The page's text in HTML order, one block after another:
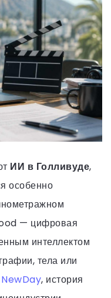
ИИ в Голливуде,
особенно
— цифровая
интеллектом
тела или
NewDay, история